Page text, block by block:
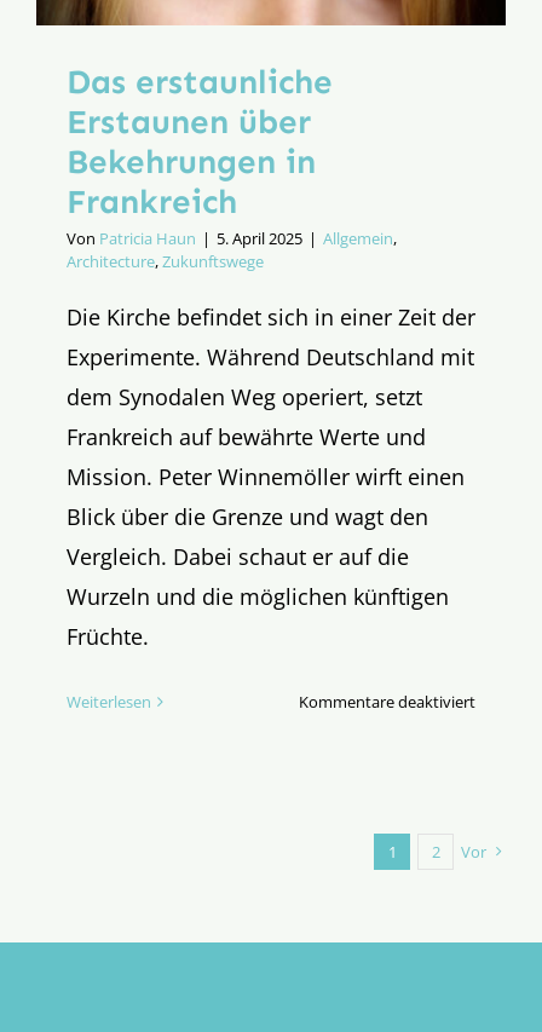
Das erstaunliche
Erstaunen über
Bekehrungen in
Frankreich
Von Patricia Haun | 5. April 2025 | Allgemein,
Architecture,Zukunftswege
Die Kirche befindet sich in einer Zeit der
Experimente. Während Deutschland mit
dem Synodalen Weg operiert, setzt
Frankreich auf bewährte Werte und
Mission. Peter Winnemöller wirft einen
Blick über die Grenze und wagt den
Vergleich. Dabei schaut er auf die
Wurzeln und die möglichen künftigen
Früchte.
Weiterlesen Kommentare deaktiviertfür
1 2 Vor